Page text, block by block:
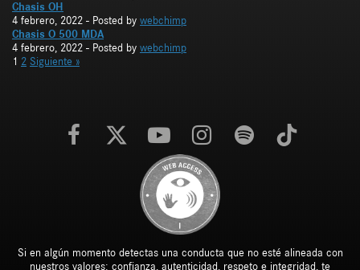
Chasis OH
4 febrero, 2022 - Posted by webchimp
Chasis O 500 MDA
4 febrero, 2022 - Posted by webchimp
1 2 Siguiente »
Si en algún momento detectas una conducta que no esté alineada con
nuestros valores: confianza, autenticidad, respeto e integridad, te